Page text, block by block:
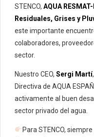
STENCO, AQUA
Residuales, Grises y
este importante
colaboradores,
sector.
Nuestro CEO, Sergi Martí
Directiva de AQUA
activamente al buen
sector privado del agua.
Para STENCO,